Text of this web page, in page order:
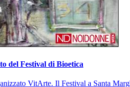
del Festival di Bioetica
VitArte. Il Festival a Santa